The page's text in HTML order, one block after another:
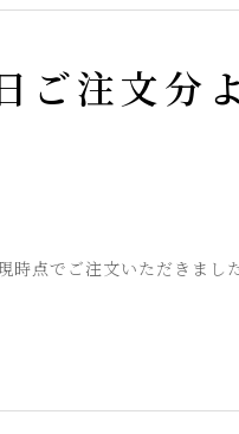
ご注文分よ
時点でご注文いただきまし